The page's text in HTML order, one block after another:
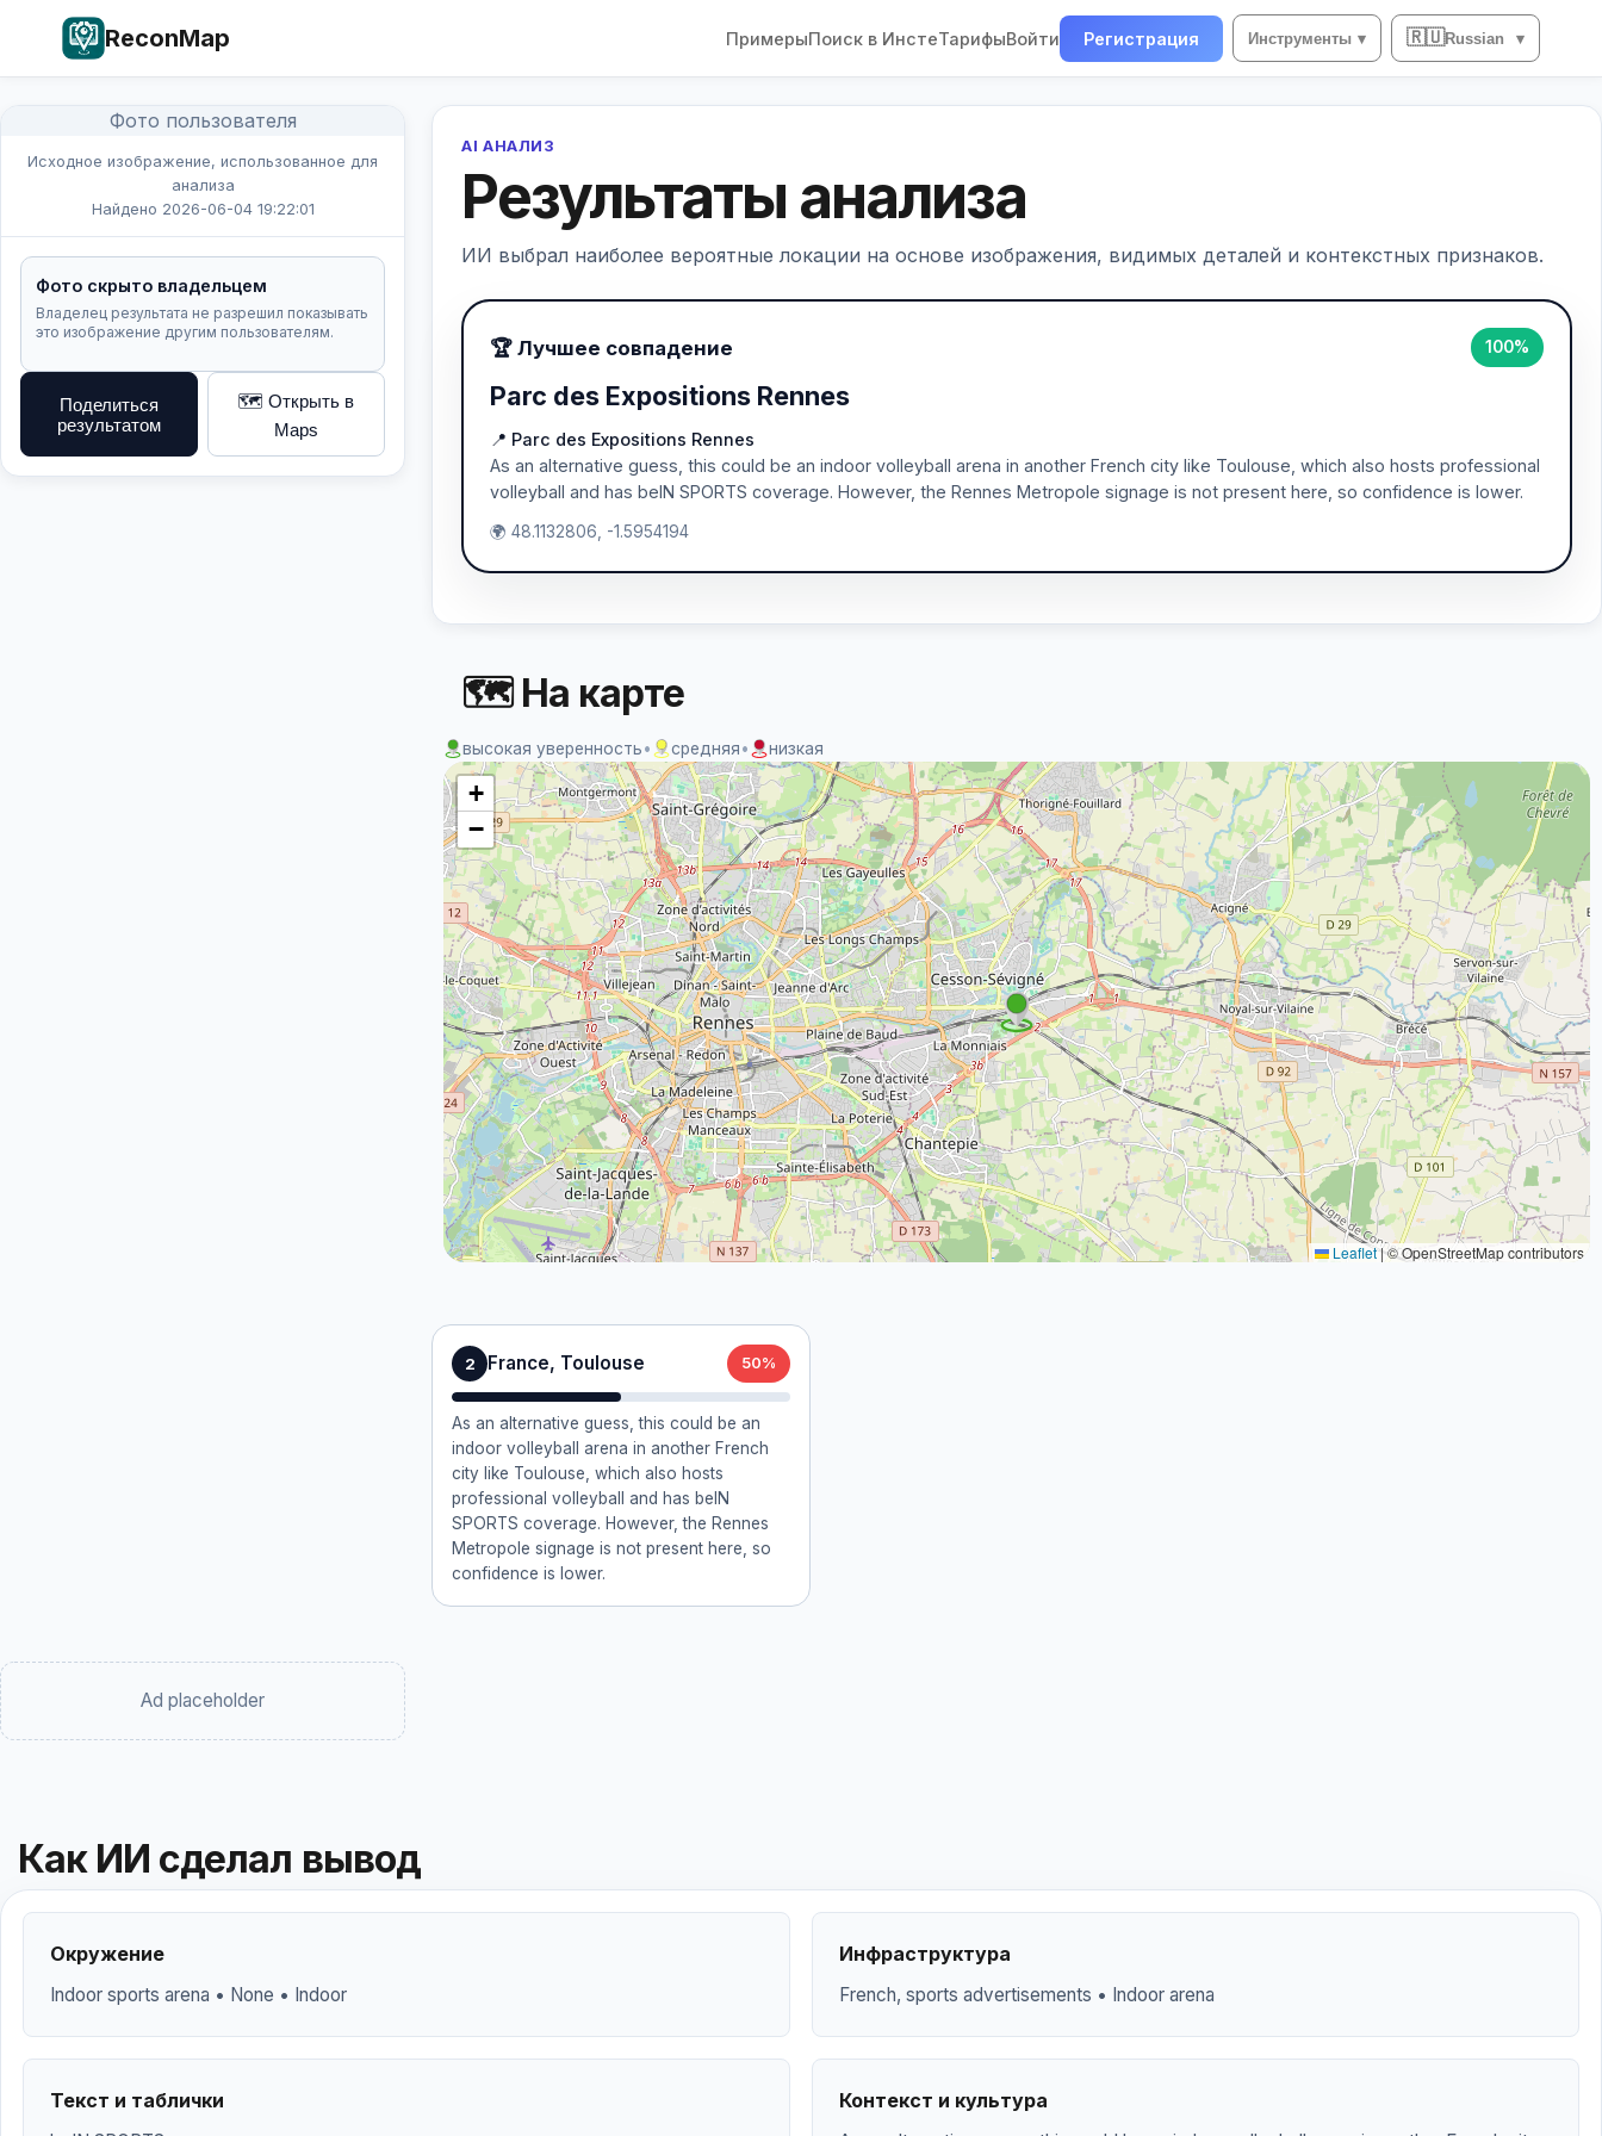
ReconMap ПримерыПоиск в ИнстеТарифыВойти Регистрация Инструменты ▾ 🇷🇺Russian ▾
Фото пользователя
Исходное изображение, использованное для
анализа
Найдено 2026-06-04 19:22:01
Фото скрыто владельцем
Владелец результата не разрешил показывать
это изображение другим пользователям.
Поделиться
результатом
🗺️ Открыть в
Maps
AI АНАЛИЗ
Результаты анализа
ИИ выбрал наиболее вероятные локации на основе изображения, видимых деталей и контекстных признаков.
🏆 Лучшее совпадение 100%
Parc des Expositions Rennes
📍 Parc des Expositions Rennes
As an alternative guess, this could be an indoor volleyball arena in another French city like Toulouse, which also hosts professional
volleyball and has beIN SPORTS coverage. However, the Rennes Metropole signage is not present here, so confidence is lower.
🌍 48.1132806, -1.5954194
2 France, Toulouse 50%
As an alternative guess, this could be an
indoor volleyball arena in another French
city like Toulouse, which also hosts
professional volleyball and has beIN
SPORTS coverage. However, the Rennes
Metropole signage is not present here, so
confidence is lower.
Ad placeholder
🗺 На карте
высокая уверенность• средняя• низкая
+
−
Leaflet|© OpenStreetMap contributors
Как ИИ сделал вывод
Окружение
Indoor sports arena • None • Indoor
Инфраструктура
French, sports advertisements • Indoor arena
Текст и таблички Контекст и культура